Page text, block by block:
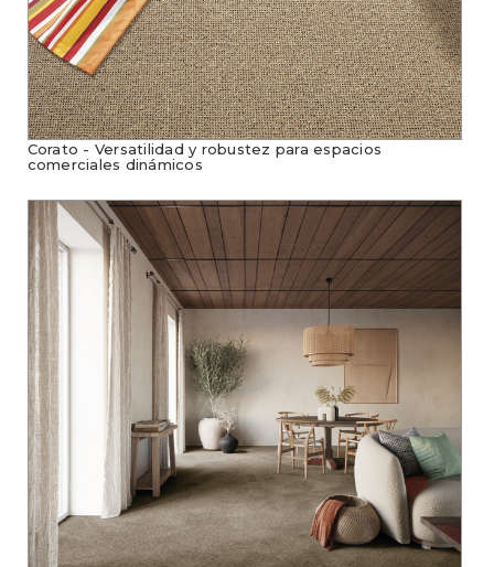
Corato - Versatilidad y robustez para espacios
comerciales dinámicos